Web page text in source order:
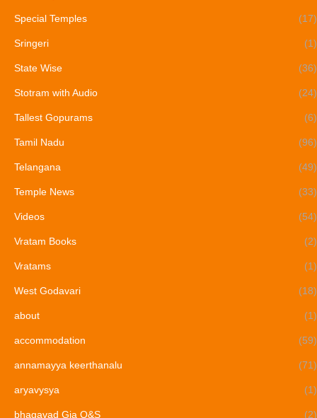
Special Temples (17)
Sringeri (1)
State Wise (36)
Stotram with Audio (24)
Tallest Gopurams (6)
Tamil Nadu (96)
Telangana (49)
Temple News (33)
Videos (54)
Vratam Books (2)
Vratams (1)
West Godavari (18)
about (1)
accommodation (59)
annamayya keerthanalu (71)
aryavysya (1)
bhagavad Gia Q&S (2)